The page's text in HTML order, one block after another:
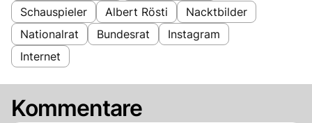
Schauspieler
Albert Rösti
Nacktbilder
Nationalrat
Bundesrat
Instagram
Internet
Kommentare